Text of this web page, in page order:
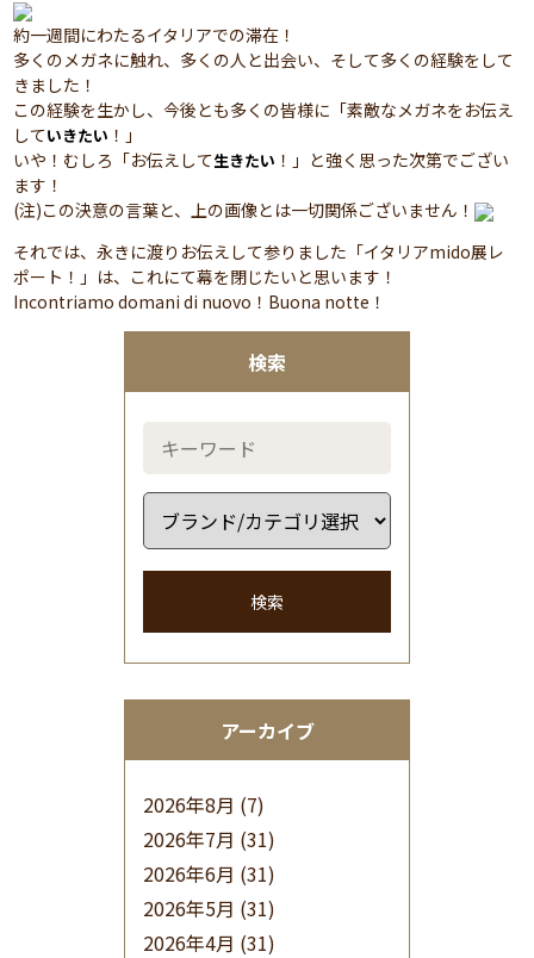
検索
検索
アーカイブ
2026年8月 (7)
2026年7月 (31)
2026年6月 (31)
2026年5月 (31)
2026年4月 (31)
約一週間にわたるイタリアでの滞在！
多くのメガネに触れ、多くの人と出会い、そして多くの経験をして
きました！
この経験を生かし、今後とも多くの皆様に「素敵なメガネをお伝え
していきたい ！」
いや！むしろ「お伝えして生きたい ！」と強く思った次第でござい
ます！
(注)この決意の言葉と、上の画像とは一切関係ございません！
それでは、永きに渡りお伝えして参りました「イタリアmido展レ
ポート！」は、これにて幕を閉じたいと思います！
Incontriamo domani di nuovo！Buona notte！